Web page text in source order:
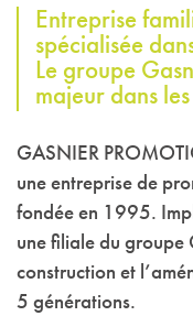
Entreprise
spécialisée
Le groupe
majeur dans
GASNIER
une entreprise de
fondée en 1995.
une filiale du groupe
construction et
5 générations.